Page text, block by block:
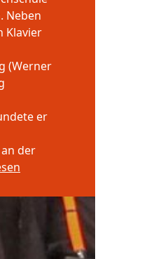
Neben
Klavier
(Werner
er
der